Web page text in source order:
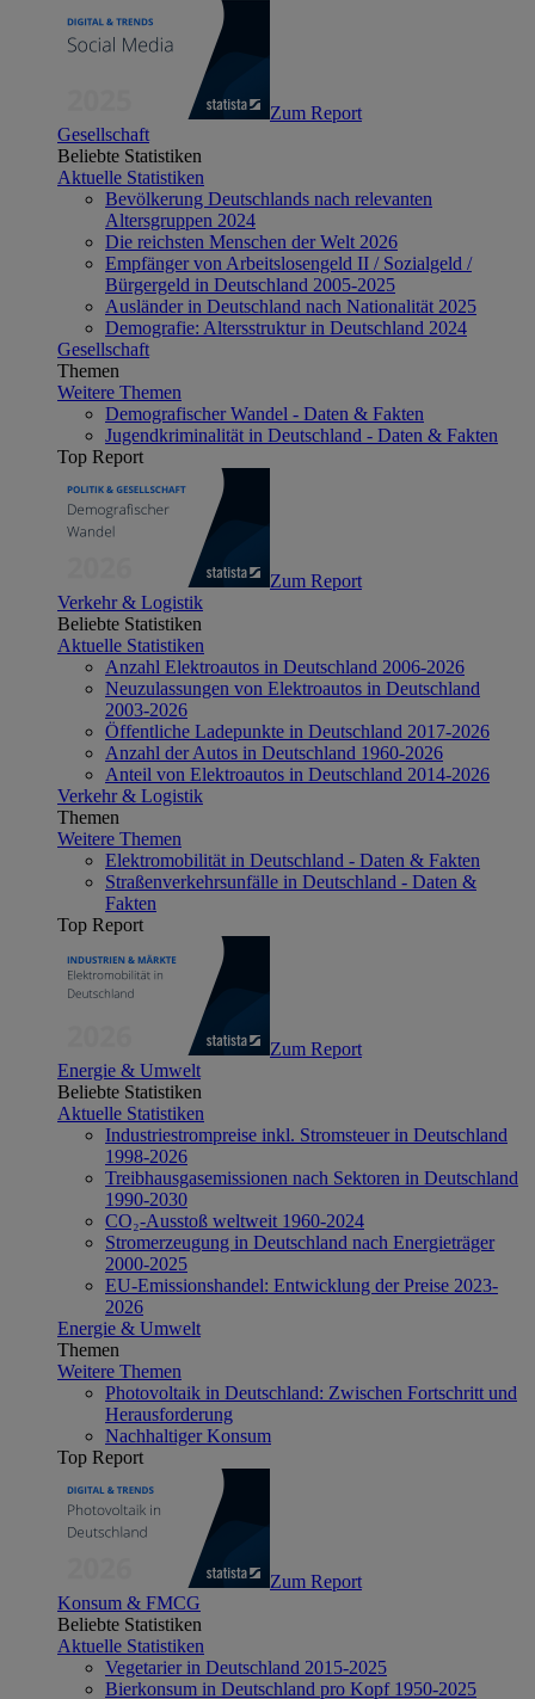
Zum Report
Gesellschaft
Beliebte Statistiken
Aktuelle Statistiken
Bevölkerung Deutschlands nach relevanten
Altersgruppen 2024
Die reichsten Menschen der Welt 2026
Empfänger von Arbeitslosengeld II / Sozialgeld /
Bürgergeld in Deutschland 2005-2025
Ausländer in Deutschland nach Nationalität 2025
Demografie: Altersstruktur in Deutschland 2024
Gesellschaft
Themen
Weitere Themen
Demografischer Wandel - Daten & Fakten
Jugendkriminalität in Deutschland - Daten & Fakten
Top Report
Zum Report
Verkehr & Logistik
Beliebte Statistiken
Aktuelle Statistiken
Anzahl Elektroautos in Deutschland 2006-2026
Neuzulassungen von Elektroautos in Deutschland
2003-2026
Öffentliche Ladepunkte in Deutschland 2017-2026
Anzahl der Autos in Deutschland 1960-2026
Anteil von Elektroautos in Deutschland 2014-2026
Verkehr & Logistik
Themen
Weitere Themen
Elektromobilität in Deutschland - Daten & Fakten
Straßenverkehrsunfälle in Deutschland - Daten &
Fakten
Top Report
Zum Report
Energie & Umwelt
Beliebte Statistiken
Aktuelle Statistiken
Industriestrompreise inkl. Stromsteuer in Deutschland
1998-2026
Treibhausgasemissionen nach Sektoren in Deutschland
1990-2030
CO₂-Ausstoß weltweit 1960-2024
Stromerzeugung in Deutschland nach Energieträger
2000-2025
EU-Emissionshandel: Entwicklung der Preise 2023-
2026
Energie & Umwelt
Themen
Weitere Themen
Photovoltaik in Deutschland: Zwischen Fortschritt und
Herausforderung
Nachhaltiger Konsum
Top Report
Zum Report
Konsum & FMCG
Beliebte Statistiken
Aktuelle Statistiken
Vegetarier in Deutschland 2015-2025
Bierkonsum in Deutschland pro Kopf 1950-2025